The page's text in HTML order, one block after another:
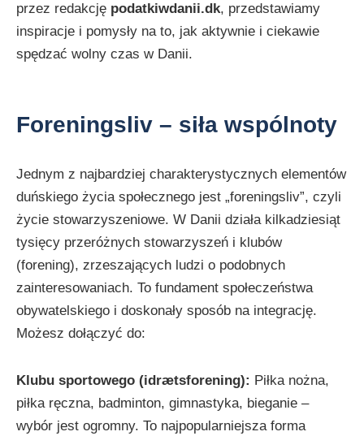
przez redakcję podatkiwdanii.dk, przedstawiamy
inspiracje i pomysły na to, jak aktywnie i ciekawie
spędzać wolny czas w Danii.
Foreningsliv – siła wspólnoty
Jednym z najbardziej charakterystycznych elementów
duńskiego życia społecznego jest „foreningsliv”, czyli
życie stowarzyszeniowe. W Danii działa kilkadziesiąt
tysięcy przeróżnych stowarzyszeń i klubów
(forening), zrzeszających ludzi o podobnych
zainteresowaniach. To fundament społeczeństwa
obywatelskiego i doskonały sposób na integrację.
Możesz dołączyć do:
Klubu sportowego (idrætsforening): Piłka nożna,
piłka ręczna, badminton, gimnastyka, bieganie –
wybór jest ogromny. To najpopularniejsza forma